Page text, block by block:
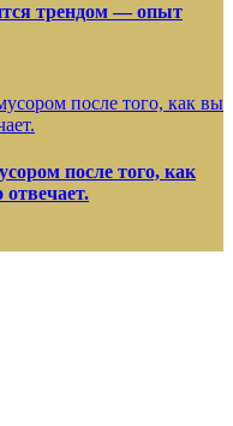
трендом — опыт
после того, как